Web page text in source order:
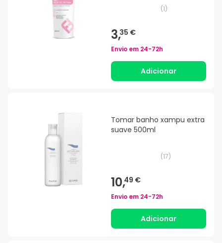
(1)
3,35 €
Envio em 24-72h
Adicionar
Tomar banho xampu extra
suave 500ml
(17)
10,49 €
Envio em 24-72h
Adicionar